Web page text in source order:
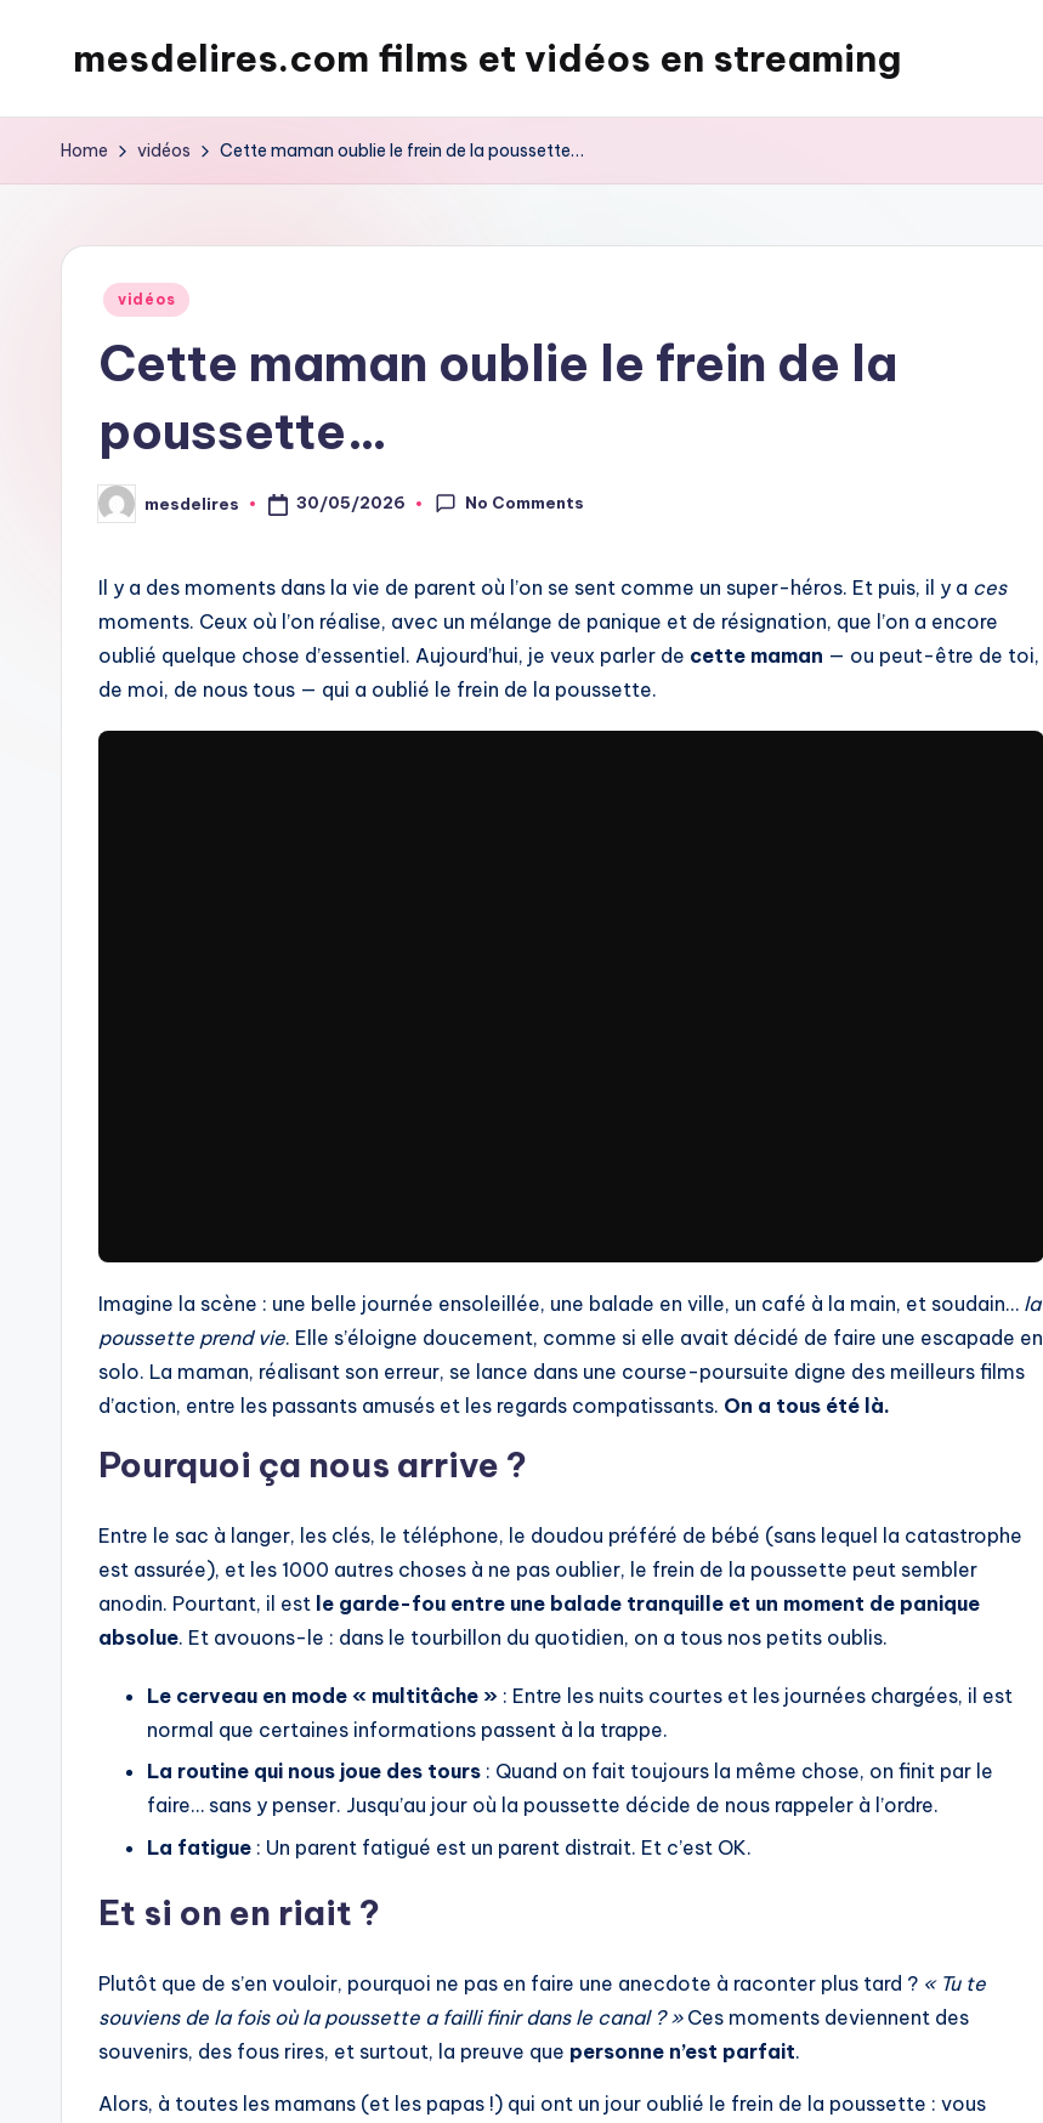
mesdelires.com films et vidéos en streaming
:
video
complet
français
Home vidéos Cette maman oublie le frein de la poussette…
Posted
vidéos
Cette maman oublie le frein de la
poussette…
Posted
by
mesdelires 30/05/2026 No Comments
Il y a des moments dans la vie de parent où l’on se sent comme un super-héros. Et puis, il y a ces
moments. Ceux où l’on réalise, avec un mélange de panique et de résignation, que l’on a encore
oublié quelque chose d’essentiel. Aujourd’hui, je veux parler de cette maman — ou peut-être de toi,
de moi, de nous tous — qui a oublié le frein de la poussette.
Imagine la scène : une belle journée ensoleillée, une balade en ville, un café à la main, et soudain… la
poussette prend vie. Elle s’éloigne doucement, comme si elle avait décidé de faire une escapade en
solo. La maman, réalisant son erreur, se lance dans une course-poursuite digne des meilleurs films
d’action, entre les passants amusés et les regards compatissants. On a tous été là.
Pourquoi ça nous arrive ?
Entre le sac à langer, les clés, le téléphone, le doudou préféré de bébé (sans lequel la catastrophe
est assurée), et les 1000 autres choses à ne pas oublier, le frein de la poussette peut sembler
anodin. Pourtant, il est le garde-fou entre une balade tranquille et un moment de panique
absolue. Et avouons-le : dans le tourbillon du quotidien, on a tous nos petits oublis.
Le cerveau en mode « multitâche » : Entre les nuits courtes et les journées chargées, il est
normal que certaines informations passent à la trappe.
La routine qui nous joue des tours : Quand on fait toujours la même chose, on finit par le
faire… sans y penser. Jusqu’au jour où la poussette décide de nous rappeler à l’ordre.
La fatigue : Un parent fatigué est un parent distrait. Et c’est OK.
Et si on en riait ?
Plutôt que de s’en vouloir, pourquoi ne pas en faire une anecdote à raconter plus tard ? « Tu te
souviens de la fois où la poussette a failli finir dans le canal ? »Ces moments deviennent des
souvenirs, des fous rires, et surtout, la preuve que personne n’est parfait.
Alors, à toutes les mamans (et les papas !) qui ont un jour oublié le frein de la poussette : vous